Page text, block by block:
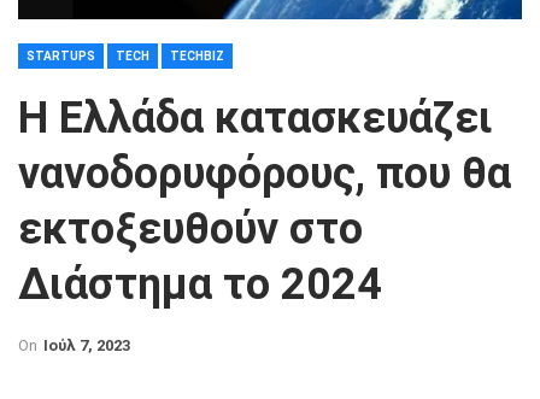
STARTUPS TECH TECHBIZ
Η Ελλάδα κατασκευάζει
νανοδορυφόρους, που θα
εκτοξευθούν στο
Διάστημα το 2024
On Ιούλ 7, 2023